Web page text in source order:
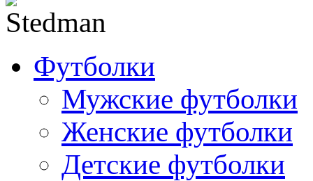
Футболки
Мужские футболки
Женские футболки
Детские футболки